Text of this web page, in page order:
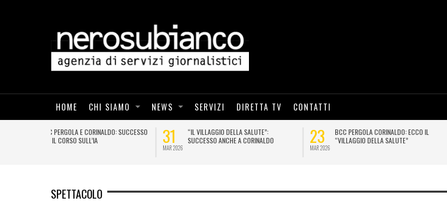
HOME CHI SIAMO NEWS SERVIZI DIRETTA TV CONTATTI
23
BCC PERGOLA CORINALDO: ECCO IL
“VILLAGGIO DELLA SALUTE”
19
LA BCC PERGOLA CORINALDO DONA LIBRI
A PEDIATRIA
18
BCC DI PERGOLA E
GIOVANI STUDENTI PREMIATI
SPETTACOLO